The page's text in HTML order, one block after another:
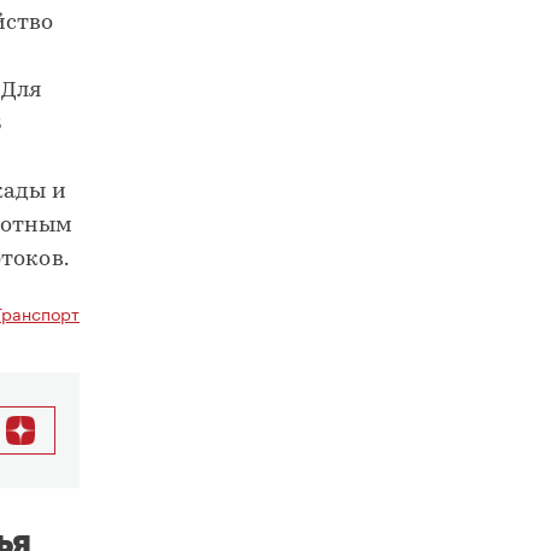
и